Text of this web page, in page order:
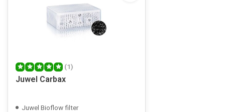
(1)
Juwel Carbax
Juwel Bioflow filter